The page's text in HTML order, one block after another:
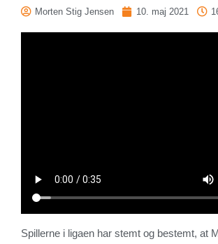
Morten Stig Jensen 10. maj 2021
Spillerne i ligaen har stemt og bestemt, at